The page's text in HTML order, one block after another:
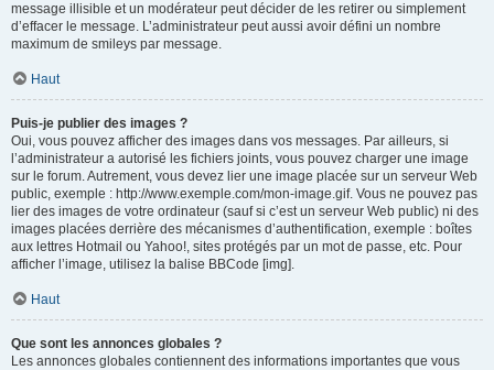
message illisible et un modérateur peut décider de les retirer ou simplement
d’effacer le message. L’administrateur peut aussi avoir défini un nombre
maximum de smileys par message.
Haut
Puis-je publier des images ?
Oui, vous pouvez afficher des images dans vos messages. Par ailleurs, si
l’administrateur a autorisé les fichiers joints, vous pouvez charger une image
sur le forum. Autrement, vous devez lier une image placée sur un serveur Web
public, exemple : http://www.exemple.com/mon-image.gif. Vous ne pouvez pas
lier des images de votre ordinateur (sauf si c’est un serveur Web public) ni des
images placées derrière des mécanismes d’authentification, exemple : boîtes
aux lettres Hotmail ou Yahoo!, sites protégés par un mot de passe, etc. Pour
afficher l’image, utilisez la balise BBCode [img].
Haut
Que sont les annonces globales ?
Les annonces globales contiennent des informations importantes que vous